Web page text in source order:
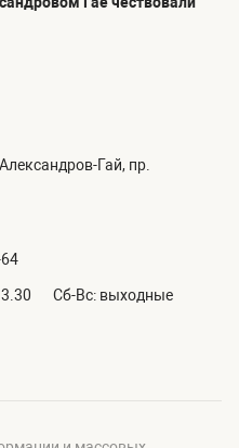
Гай, пр.
Сб-Вс: выходные